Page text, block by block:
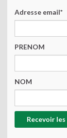
Adresse email*
PRENOM
NOM